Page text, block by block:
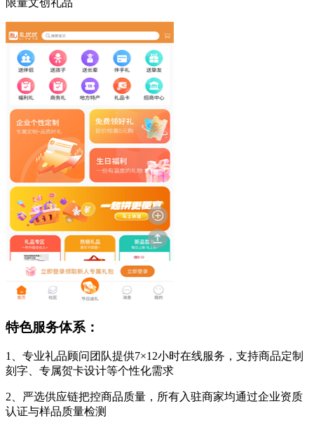
限量文创礼品
特色服务体系：
1、专业礼品顾问团队提供7×12小时在线服务，支持商品定制
刻字、专属贺卡设计等个性化需求
2、严选供应链把控商品质量，所有入驻商家均通过企业资质
认证与样品质量检测